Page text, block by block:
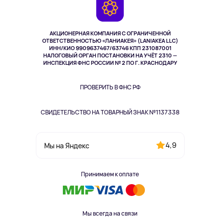
АКЦИОНЕРНАЯ КОМПАНИЯ С ОГРАНИЧЕННОЙ
ОТВЕТСТВЕННОСТЬЮ «ЛАНИАКЕЯ» (LANIAKEA LLC)
ИНН/КИО 9909637467/63746 КПП 231087001
НАЛОГОВЫЙ ОРГАН ПОСТАНОВКИ НА УЧЁТ 2310 —
ИНСПЕКЦИЯ ФНС РОССИИ № 2 ПО Г. КРАСНОДАРУ
ПРОВЕРИТЬ В ФНС РФ
СВИДЕТЕЛЬСТВО НА ТОВАРНЫЙ ЗНАК №1137338
Мы на Яндекс 4,9
Принимаем к оплате
Мы всегда на связи
Одежда и аксессуары